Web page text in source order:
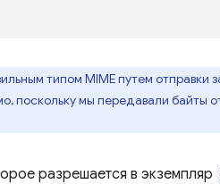
типом MIME путем отправки
поскольку мы передавали байты
разрешается в экземпляр